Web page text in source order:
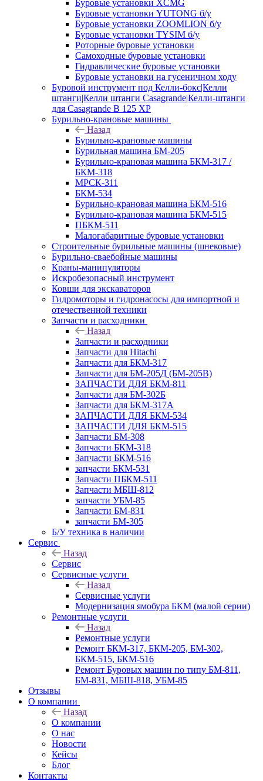
Буровые установки XCMG
Буровые установки YUTONG б/у
Буровые установки ZOOMLION б/у
Буровые установки TYSIM б/у
Роторные буровые установки
Самоходные буровые установки
Гидравлические буровые установки
Буровые установки на гусеничном ходу
Буровой инструмент под Келли-бокс|Келли
штанги|Келли штанги Casagrande|Келли-штанги
для Casagrande B 125 XP
Бурильно-крановые машины
Назад
Бурильно-крановые машины
Бурильная машина БМ-205
Бурильно-крановая машина БКМ-317 /
БКМ-318
МРСК-311
БКМ-534
Бурильно-крановая машина БКМ-516
Бурильно-крановая машина БКМ-515
ПБКМ-511
Малогабаритные буровые установки
Строительные бурильные машины (шнековые)
Бурильно-сваебойные машины
Краны-манипуляторы
Искробезопасный инструмент
Ковши для экскаваторов
Гидромоторы и гидронасосы для импортной и
отечественной техники
Запчасти и расходники
Назад
Запчасти и расходники
Запчасти для Hitachi
Запчасти для БКМ-317
Запчасти для БМ-205Д (БМ-205В)
ЗАПЧАСТИ ДЛЯ БКМ-811
Запчасти для БМ-302Б
Запчасти для БКМ-317А
ЗАПЧАСТИ ДЛЯ БКМ-534
ЗАПЧАСТИ ДЛЯ БКМ-515
Запчасти БМ-308
Запчасти БКМ-318
Запчасти БКМ-516
запчасти БКМ-531
Запчасти ПБКМ-511
Запчасти МБШ-812
запчасти УБМ-85
Запчасти БМ-831
запчасти БМ-305
Б/У техника в наличии
Сервис
Назад
Сервис
Сервисные услуги
Назад
Сервисные услуги
Модернизация ямобура БКМ (малой серии)
Ремонтные услуги
Назад
Ремонтные услуги
Ремонт БКМ-317, БКМ-205, БМ-302,
БКМ-515, БКМ-516
Ремонт Буровых машин по типу БМ-811,
БМ-831, МБШ-818, УБМ-85
Отзывы
О компании
Назад
О компании
О нас
Новости
Кейсы
Блог
Контакты